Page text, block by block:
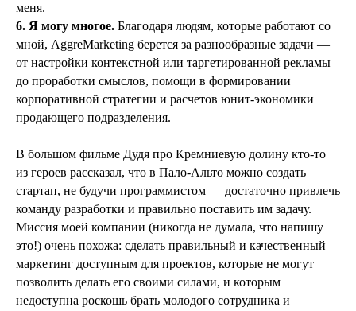
меня.
6. Я могу многое. Благодаря людям, которые работают со
мной, AggreMarketing берется за разнообразные задачи —
от настройки контекстной или таргетированной рекламы
до проработки смыслов, помощи в формировании
корпоративной стратегии и расчетов юнит-экономики
продающего подразделения.
В большом фильме Дудя про Кремниевую долину кто-то
из героев рассказал, что в Пало-Альто можно создать
стартап, не будучи программистом — достаточно привлечь
команду разработки и правильно поставить им задачу.
Миссия моей компании (никогда не думала, что напишу
это!) очень похожа: сделать правильный и качественный
маркетинг доступным для проектов, которые не могут
позволить делать его своими силами, и которым
недоступна роскошь брать молодого сотрудника и